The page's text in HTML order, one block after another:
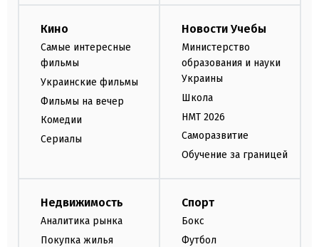
Кино
Самые интересные
фильмы
Украинские фильмы
Фильмы на вечер
Комедии
Сериалы
Новости Учебы
Министерство
образования и науки
Украины
Школа
НМТ 2026
Саморазвитие
Обучение за границей
Недвижимость
Аналитика рынка
Покупка жилья
Спорт
Бокс
Футбол